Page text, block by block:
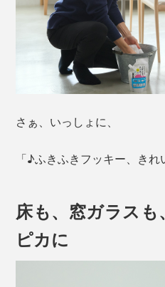
さぁ、いっしょに、
「♪ふきふきフッキー、きれ
床も、窓ガラス
ピカに